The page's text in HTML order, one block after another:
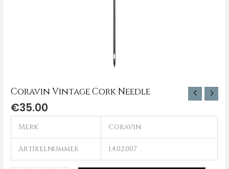
Coravin Vintage Cork Needle
€35.00
Merk Coravin
Artikelnummer 1.4.02.007